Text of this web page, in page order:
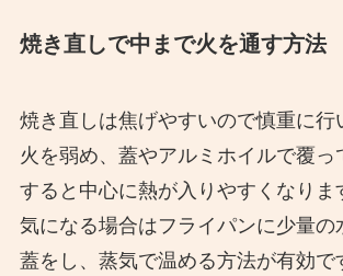
焼き直しで中まで火を通す方法
焼き直しは焦げやすいので慎重に行
火を弱め、蓋やアルミホイルで覆っ
すると中心に熱が入りやすくなりま
気になる場合はフライパンに少量の
蓋をし、蒸気で温める方法が有効で